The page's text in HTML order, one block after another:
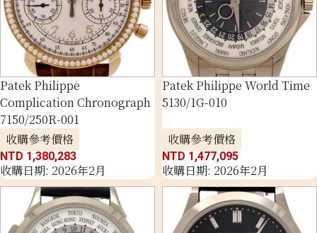
Patek Philippe
Complication Chronograph
7150/250R-001
收購參考價格
NTD 1,380,283
收購日期: 2026年2月
Patek Philippe World Time
5130/1G-010
收購參考價格
NTD 1,477,095
收購日期: 2026年2月